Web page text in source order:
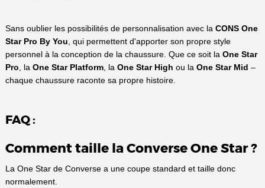
Sans oublier les possibilités de personnalisation avec la CONS One
Star Pro By You, qui permettent d'apporter son propre style
personnel à la conception de la chaussure. Que ce soit la One Star
Pro, la One Star Platform, la One Star High ou la One Star Mid –
chaque chaussure raconte sa propre histoire.
FAQ :
Comment taille la Converse One Star ?
La One Star de Converse a une coupe standard et taille donc
normalement.